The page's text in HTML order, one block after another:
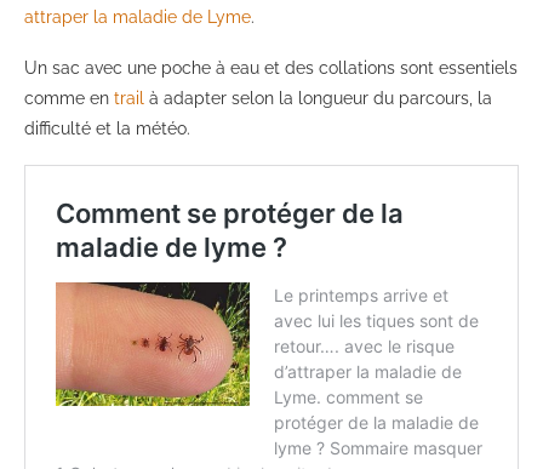
attraper la maladie de Lyme.
Un sac avec une poche à eau et des collations sont essentiels
comme en trail à adapter selon la longueur du parcours, la
difficulté et la météo.